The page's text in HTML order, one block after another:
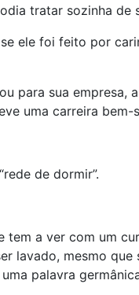
tratar sozinha de
ele foi feito por
para sua empresa,
uma carreira bem-
de dormir”.
tem a ver com um
lavado, mesmo que
palavra